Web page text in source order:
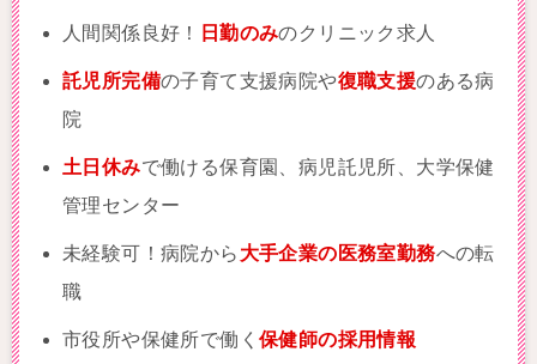
人間関係良好！ 日勤のみのクリニック求人
託児所完備の子育て支援病院や復職支援のある病
院
土日休みで働ける保育園、病児託児所、大学保健
管理センター
未経験可！病院から 大手企業の医務室勤務への転
職
市役所や保健所で働く 保健師の採用情報